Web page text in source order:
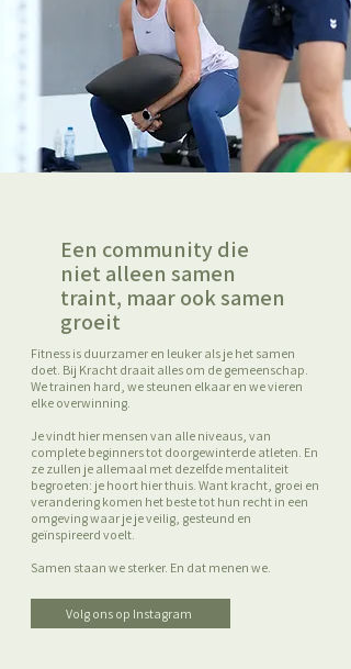
Een community die
niet alleen samen
traint, maar ook samen
groeit
Fitness is duurzamer en leuker als je het samen
doet. Bij Kracht draait alles om de gemeenschap.
We trainen hard, we steunen elkaar en we vieren
elke overwinning.
Je vindt hier mensen van alle niveaus, van
complete beginners tot doorgewinterde atleten. En
ze zullen je allemaal met dezelfde mentaliteit
begroeten: je hoort hier thuis. Want kracht, groei en
verandering komen het beste tot hun recht in een
omgeving waar je je veilig, gesteund en
geïnspireerd voelt.
Samen staan we sterker. En dat menen we.
Volg ons op Instagram